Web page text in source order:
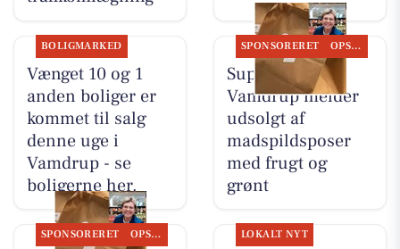
BOLIGMARKED
Vænget 10 og 1
anden boliger er
kommet til salg
denne uge i
Vamdrup - se
boligerne her.
SPONSORERET OPSLAGSTAVLEN
SuperBrugsen
Vamdrup melder
udsolgt af
madspildsposer
med frugt og
grønt
SPONSORERET OPSLAGSTAVLEN LOKALT NYT